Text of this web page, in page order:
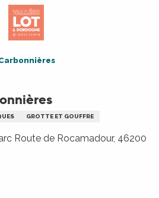
GROTTE ET GOUFFRE
Route de Rocamadour, 46200